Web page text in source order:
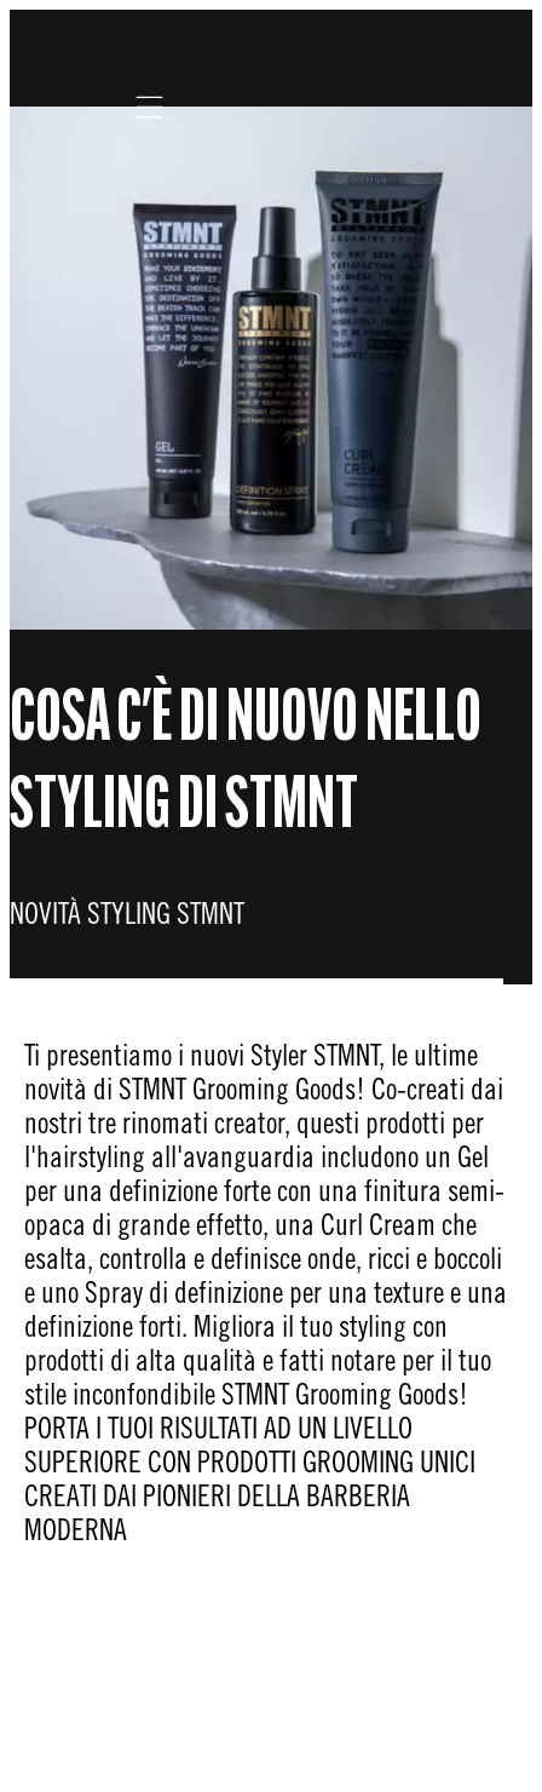
Mobile navigation
COSA C'È DI NUOVO NELLO
STYLING DI STMNT
NOVITÀ STYLING STMNT
Ti presentiamo i nuovi Styler STMNT, le ultime
novità di STMNT Grooming Goods! Co-creati dai
nostri tre rinomati creator, questi prodotti per
l'hairstyling all'avanguardia includono un Gel
per una definizione forte con una finitura semi-
opaca di grande effetto, una Curl Cream che
esalta, controlla e definisce onde, ricci e boccoli
e uno Spray di definizione per una texture e una
definizione forti. Migliora il tuo styling con
prodotti di alta qualità e fatti notare per il tuo
stile inconfondibile STMNT Grooming Goods!
PORTA I TUOI RISULTATI AD UN LIVELLO
SUPERIORE CON PRODOTTI GROOMING UNICI
CREATI DAI PIONIERI DELLA BARBERIA
MODERNA